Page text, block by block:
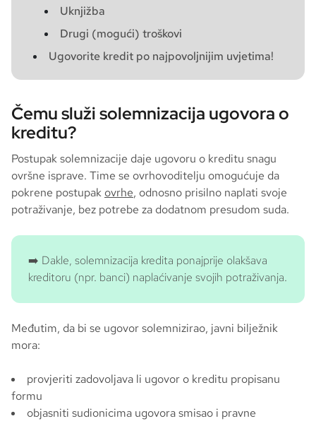
Uknjižba
Drugi (mogući) troškovi
Ugovorite kredit po najpovoljnijim uvjetima!
Čemu služi solemnizacija ugovora o
kreditu?
Postupak solemnizacije daje ugovoru o kreditu snagu
ovršne isprave. Time se ovrhovoditelju omogućuje da
pokrene postupak ovrhe, odnosno prisilno naplati svoje
potraživanje, bez potrebe za dodatnom presudom suda.
➡️ Dakle, solemnizacija kredita ponajprije olakšava
kreditoru (npr. banci) naplaćivanje svojih potraživanja.
Međutim, da bi se ugovor solemnizirao, javni bilježnik
mora:
provjeriti zadovoljava li ugovor o kreditu propisanu
formu
objasniti sudionicima ugovora smisao i pravne